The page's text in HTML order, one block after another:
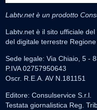
Labtv.net è un prodotto
Labtv.net è il sito ufficiale
del digitale terrestre
Sede legale: Via Chiaio, 5 -
P.IVA 02757950643
Oscr. R.E.A. AV N.181151
Editore: Consulservice S.r.l.
Testata giornalistica Reg.